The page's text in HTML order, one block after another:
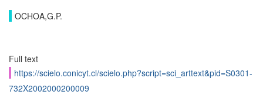
OCHOA,G.P.
Full text
https://scielo.conicyt.cl/scielo.php?script=sci_arttext&pid=S0301-
732X2002000200009